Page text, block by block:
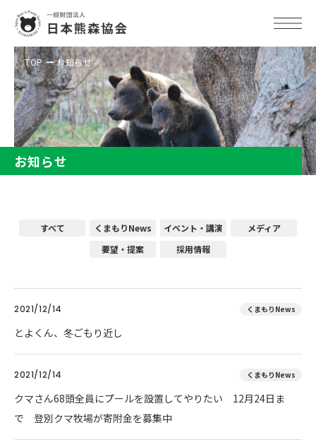
TOP お知らせ
お知らせ
すべて くまもりNews イベント・講演
メディア
要望・提案
採用情報
2021/12/14 くまもりNews
とよくん、冬ごもり近し
2021/12/14 くまもりNews
クマさん68頭全員にプールを設置してやりたい 12月24日ま
で 登別クマ牧場が寄附金を募集中